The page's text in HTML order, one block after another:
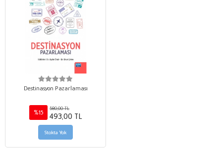
Destinasyon Pazarlaması
%15
580,00 TL
493,00 TL
Stokta Yok